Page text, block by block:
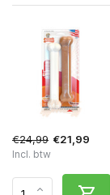
€24,99 €21,99
Incl. btw